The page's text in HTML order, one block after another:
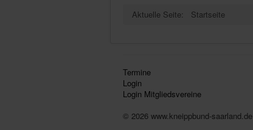
Aktuelle Seite: Startseite
Termine
Login
Login Mitgliedsvereine
© 2026 www.kneippbund-saarland.de